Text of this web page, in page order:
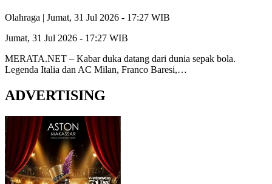
Olahraga | Jumat, 31 Jul 2026 - 17:27 WIB
Jumat, 31 Jul 2026 - 17:27 WIB
MERATA.NET – Kabar duka datang dari dunia sepak bola.
Legenda Italia dan AC Milan, Franco Baresi,…
ADVERTISING